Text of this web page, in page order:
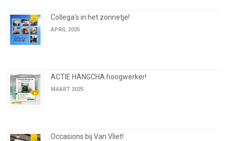
Collega's in het zonnetje!
APRIL 2025
ACTIE HANGCHA hoogwerker!
MAART 2025
Occasions bij Van Vliet!